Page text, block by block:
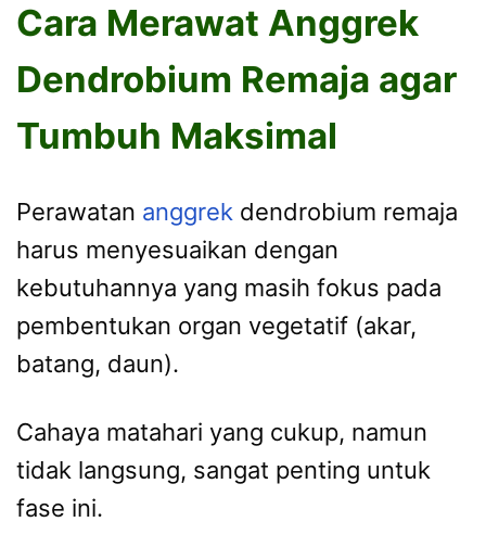
Cara Merawat Anggrek
Dendrobium Remaja agar
Tumbuh Maksimal
Perawatan anggrek dendrobium remaja
harus menyesuaikan dengan
kebutuhannya yang masih fokus pada
pembentukan organ vegetatif (akar,
batang, daun).
Cahaya matahari yang cukup, namun
tidak langsung, sangat penting untuk
fase ini.